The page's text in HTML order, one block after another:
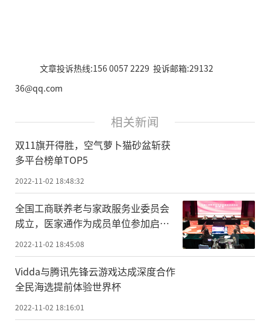
文章投诉热线:156 0057 2229 投诉邮箱:29132
36@qq.com
相关新闻
双11旗开得胜，空气萝卜猫砂盆斩获
多平台榜单TOP5
2022-11-02 18:48:32
全国工商联养老与家政服务业委员会
成立，医家通作为成员单位参加启动
会
2022-11-02 18:45:08
Vidda与腾讯先锋云游戏达成深度合作
全民海选提前体验世界杯
2022-11-02 18:16:01